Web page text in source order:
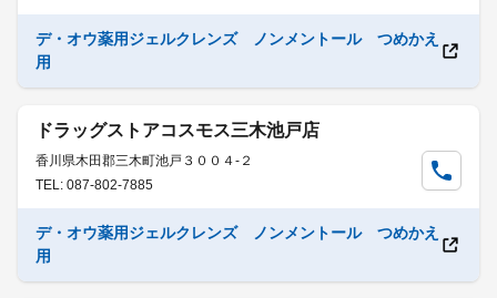
デ・オウ薬用ジェルクレンズ ノンメントール つめかえ
用
ドラッグストアコスモス三木池戸店
香川県木田郡三木町池戸３００４-２
TEL: 087-802-7885
デ・オウ薬用ジェルクレンズ ノンメントール つめかえ
用